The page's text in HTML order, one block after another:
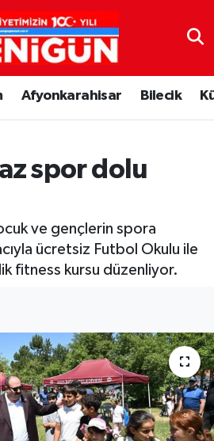
Afyonkarahisar Bilecik
spor dolu
ve gençlerin spora
ücretsiz Futbol Okulu ile
fitness kursu düzenliyor.
ve Fikstür